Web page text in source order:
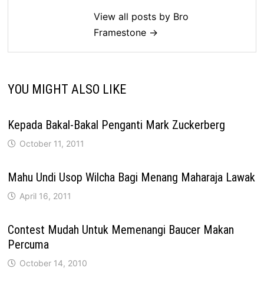
View all posts by Bro
Framestone →
YOU MIGHT ALSO LIKE
Kepada Bakal-Bakal Penganti Mark Zuckerberg
October 11, 2011
Mahu Undi Usop Wilcha Bagi Menang Maharaja Lawak
April 16, 2011
Contest Mudah Untuk Memenangi Baucer Makan
Percuma
October 14, 2010